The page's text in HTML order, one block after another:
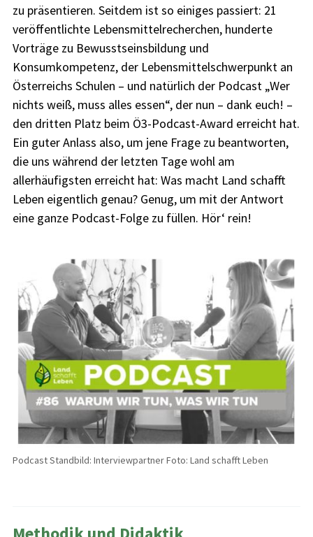
zu präsentieren. Seitdem ist so einiges passiert: 21
veröffentlichte Lebensmittelrecherchen, hunderte
Vorträge zu Bewusstseinsbildung und
Konsumkompetenz, der Lebensmittelschwerpunkt an
Österreichs Schulen – und natürlich der Podcast „Wer
nichts weiß, muss alles essen“, der nun – dank euch! –
den dritten Platz beim Ö3-Podcast-Award erreicht hat.
Ein guter Anlass also, um jene Frage zu beantworten,
die uns während der letzten Tage wohl am
allerhäufigsten erreicht hat: Was macht Land schafft
Leben eigentlich genau? Genug, um mit der Antwort
eine ganze Podcast-Folge zu füllen. Hör‘ rein!
Podcast Standbild: Interviewpartner Foto: Land schafft Leben